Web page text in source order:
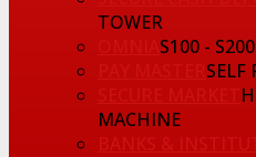
TOWER
S100 -
SELF
MACHINE
BANKS &